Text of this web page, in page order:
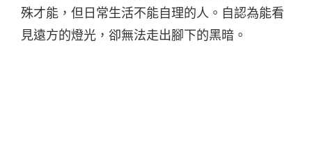
殊才能，但日常生活不能自理的人。自認為能看
見遠方的燈光，卻無法走出腳下的黑暗。